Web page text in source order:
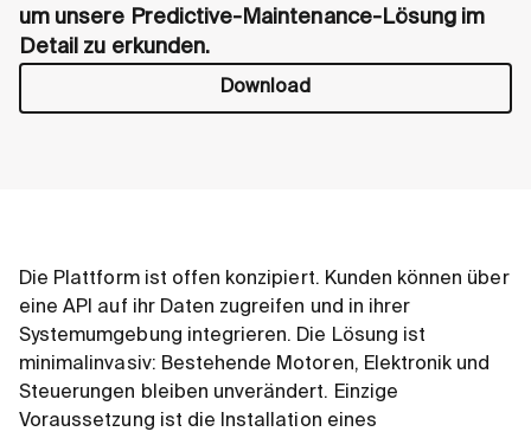
um unsere Predictive-Maintenance-Lösung im
Detail zu erkunden.
Download
Die Plattform ist offen konzipiert. Kunden können über
eine API auf ihr Daten zugreifen und in ihrer
Systemumgebung integrieren. Die Lösung ist
minimalinvasiv: Bestehende Motoren, Elektronik und
Steuerungen bleiben unverändert. Einzige
Voraussetzung ist die Installation eines